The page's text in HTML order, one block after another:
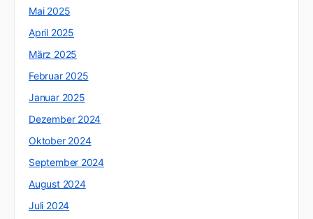
Mai 2025
April 2025
März 2025
Februar 2025
Januar 2025
Dezember 2024
Oktober 2024
September 2024
August 2024
Juli 2024